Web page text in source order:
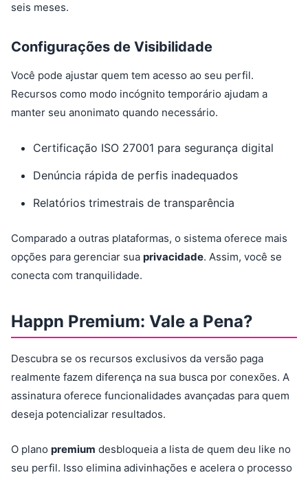
seis meses.
Configurações de Visibilidade
Você pode ajustar quem tem acesso ao seu perfil.
Recursos como modo incógnito temporário ajudam a
manter seu anonimato quando necessário.
Certificação ISO 27001 para segurança digital
Denúncia rápida de perfis inadequados
Relatórios trimestrais de transparência
Comparado a outras plataformas, o sistema oferece mais
opções para gerenciar sua privacidade. Assim, você se
conecta com tranquilidade.
Happn Premium: Vale a Pena?
Descubra se os recursos exclusivos da versão paga
realmente fazem diferença na sua busca por conexões. A
assinatura oferece funcionalidades avançadas para quem
deseja potencializar resultados.
O plano premium desbloqueia a lista de quem deu like no
seu perfil. Isso elimina adivinhações e acelera o processo